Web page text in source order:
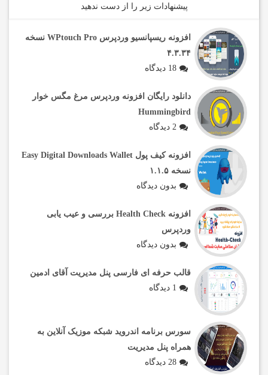
پیشنهادات زیر را از دست ندهید
افزونه ریسپانسیو وردپرس WPtouch Pro نسخه
۴.۳.۳۴
18 دیدگاه
دانلود رایگان افزونه وردپرس مرغ مگس خوار
Hummingbird
2 دیدگاه
افزونه کیف پول Easy Digital Downloads Wallet
نسخه ۱.۱.۵
بدون دیدگاه
افزونه Health Check بررسی و عیب یابی
وردپرس
بدون دیدگاه
قالب حرفه ای فارسی پنل مدیریت آقای ادمین
1 دیدگاه
سورس برنامه اندروید شبکه موزیک آنلاین به
همراه پنل مدیریت
28 دیدگاه